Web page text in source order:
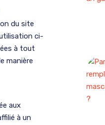
du site
ci-
à tout
manière
aux
à un